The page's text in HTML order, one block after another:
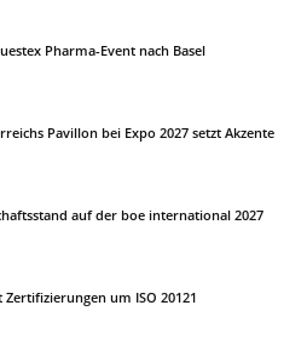
Pharma-Event nach Basel
Pavillon bei Expo 2027 setzt Akzente
auf der boe international 2027
Zertifizierungen um ISO 20121